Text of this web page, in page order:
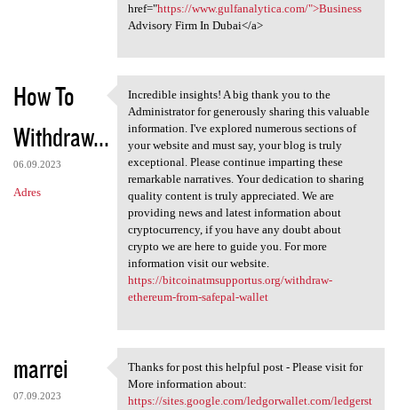
href="https://www.gulfanalytica.com/">Business
Advisory Firm In Dubai</a>
How To
Withdraw...
06.09.2023
Adres
Incredible insights! A big
Incredible insights! A big thank you to the
Administrator for generously sharing this valuable
information. I've explored numerous sections of
your website and must say, your blog is truly
exceptional. Please continue imparting these
remarkable narratives. Your dedication to sharing
quality content is truly appreciated. We are
providing news and latest information about
cryptocurrency, if you have any doubt about
crypto we are here to guide you. For more
information visit our website.
https://bitcoinatmsupportus.org/withdraw-
ethereum-from-safepal-wallet
marrei
07.09.2023
Thanks for post this helpful
Thanks for post this helpful post - Please visit for
More information about:
https://sites.google.com/ledgorwallet.com/ledgerst